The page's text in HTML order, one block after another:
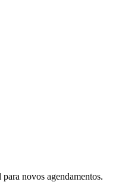
novos agendamentos.